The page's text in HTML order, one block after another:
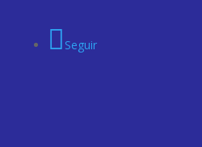
Seguir